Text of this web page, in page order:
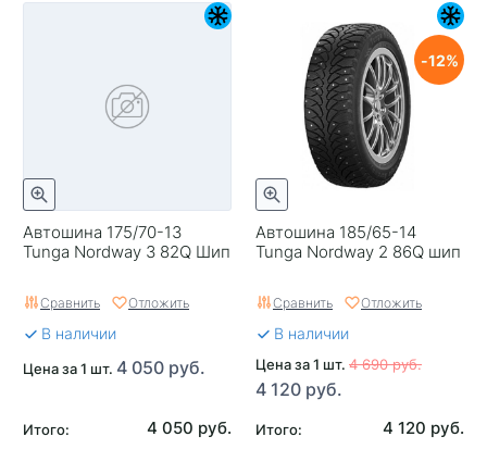
Автошина 175/70-13
Tunga Nordway 3 82Q Шип
Сравнить Отложить
В наличии
Цена за 1 шт. 4 050 руб.
Итого: 4 050 руб.
Автошина 185/65-14
Tunga Nordway 2 86Q шип
12
Сравнить Отложить
В наличии
Цена за 1 шт. 4 690 руб.
4 120 руб.
Итого: 4 120 руб.